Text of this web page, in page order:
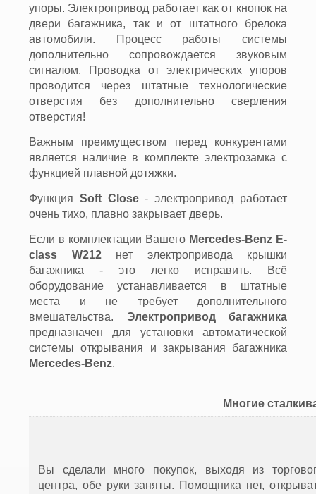
упоры. Электропривод работает как от кнопок на
двери багажника, так и от штатного брелока
автомобиля.
Процесс работы системы
дополнительно сопровождается звуковым
сигналом.
Проводка от электрических упоров
проводится через штатные технологические
отверстия без дополнительно сверления
отверстия!
Важным преимуществом перед конкурентами
является наличие в комплекте электрозамка с
функцией плавной дотяжки.
Функция Soft Close- электропривод работает
очень тихо, плавно закрывает дверь.
Если в комплектации Вашего Mercedes-Benz E-
class W212нет электропривода крышки
багажника - это легко исправить. Всё
оборудование устанавливается в штатные
места и не требует дополнительного
вмешательства. Электропривод багажника
предназначен
для установки автоматической
системы открывания и закрывания багажника
Mercedes-Benz.
Многие
Вы сделали много покупок, выходя из
центра, обе руки заняты. Помощника нет,